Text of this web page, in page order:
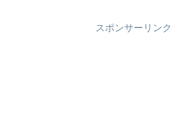
スポンサーリンク